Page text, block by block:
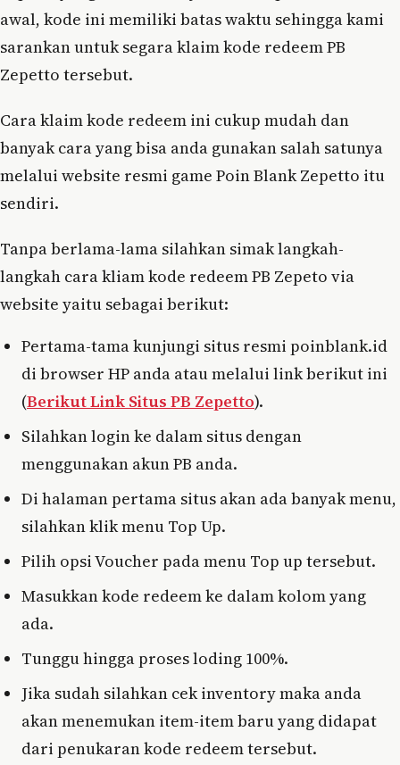
awal, kode ini memiliki batas waktu sehingga kami
sarankan untuk segara klaim kode redeem PB
Zepetto tersebut.
Cara klaim kode redeem ini cukup mudah dan
banyak cara yang bisa anda gunakan salah satunya
melalui website resmi game Poin Blank Zepetto itu
sendiri.
Tanpa berlama-lama silahkan simak langkah-
langkah cara kliam kode redeem PB Zepeto via
website yaitu sebagai berikut:
Pertama-tama kunjungi situs resmi poinblank.id
di browser HP anda atau melalui link berikut ini
(Berikut Link Situs PB Zepetto).
Silahkan login ke dalam situs dengan
menggunakan akun PB anda.
Di halaman pertama situs akan ada banyak menu,
silahkan klik menu Top Up.
Pilih opsi Voucher pada menu Top up tersebut.
Masukkan kode redeem ke dalam kolom yang
ada.
Tunggu hingga proses loding 100%.
Jika sudah silahkan cek inventory maka anda
akan menemukan item-item baru yang didapat
dari penukaran kode redeem tersebut.